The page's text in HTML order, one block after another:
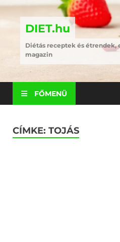
DIET.hu
Diétás receptek és étrendek,
magazin
FŐMENÜ
CÍMKE: TOJÁS